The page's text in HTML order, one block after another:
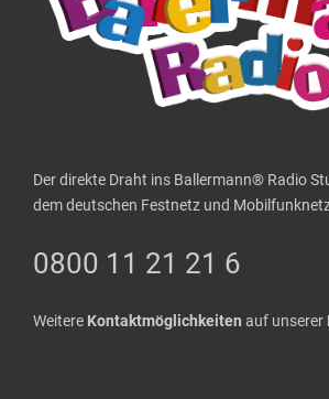
Der direkte Draht ins Ballermann® Radio
dem deutschen Festnetz und
0800 11 21 21 6
Weitere Kontaktmöglichkeiten auf unserer